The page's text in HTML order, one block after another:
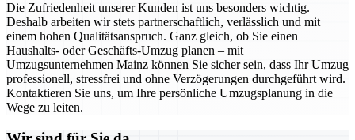
Die Zufriedenheit unserer Kunden ist uns besonders wichtig.
Deshalb arbeiten wir stets partnerschaftlich, verlässlich und mit
einem hohen Qualitätsanspruch. Ganz gleich, ob Sie einen
Haushalts- oder Geschäfts-Umzug planen – mit
Umzugsunternehmen Mainz können Sie sicher sein, dass Ihr Umzug
professionell, stressfrei und ohne Verzögerungen durchgeführt wird.
Kontaktieren Sie uns, um Ihre persönliche Umzugsplanung in die
Wege zu leiten.